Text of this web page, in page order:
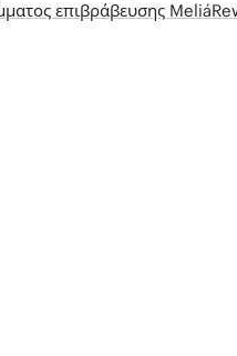
επιβράβευσης